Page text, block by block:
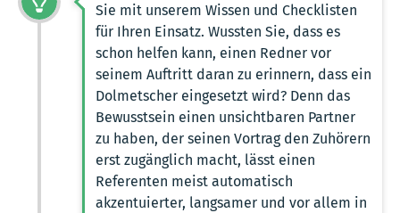
Sie mit unserem Wissen und Checklisten
für Ihren Einsatz. Wussten Sie, dass es
schon helfen kann, einen Redner vor
seinem Auftritt daran zu erinnern, dass ein
Dolmetscher eingesetzt wird? Denn das
Bewusstsein einen unsichtbaren Partner
zu haben, der seinen Vortrag den Zuhörern
erst zugänglich macht, lässt einen
Referenten meist automatisch
akzentuierter, langsamer und vor allem in